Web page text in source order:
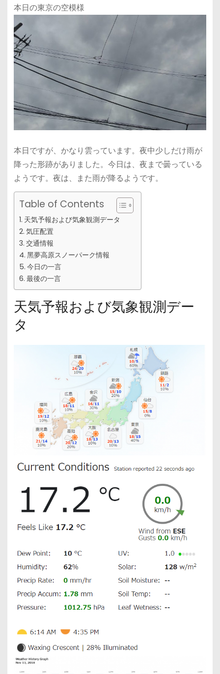
本日の東京の空模様
本日ですが、かなり雲っています。夜中少しだけ雨が
降った形跡がありました。今日は、夜まで曇っている
ようです。夜は、また雨が降るようです。
Table of Contents
天気予報および気象観測データ
気圧配置
交通情報
黑夢高原スノーパーク情報
今日の一言
最後の一言
天気予報および気象観測デー
タ